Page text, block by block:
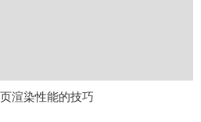
渲染性能的技巧